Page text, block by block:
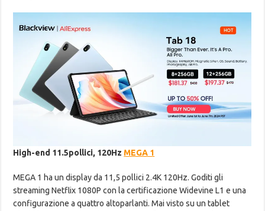
High-end 11.5pollici, 120Hz MEGA 1
MEGA 1 ha un display da 11,5 pollici 2.4K 120Hz. Goditi gli
streaming Netflix 1080P con la certificazione Widevine L1 e una
configurazione a quattro altoparlanti. Mai visto su un tablet